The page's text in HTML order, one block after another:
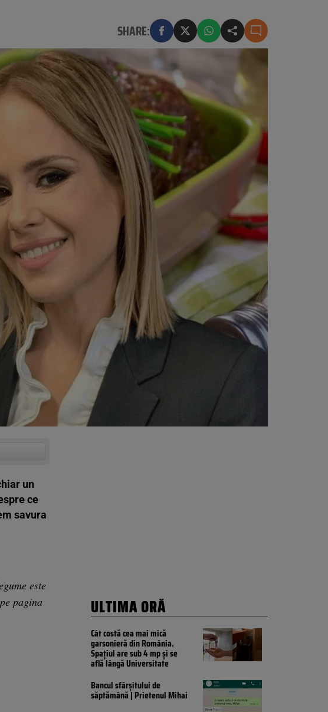
SHARE:
un
ce
savura
este
pagina
ULTIMA ORĂ
Cât costă cea mai mică
garsonieră din România.
Spațiul are sub 4 mp și se
află lângă Universitate
Bancul sfârșitului de
săptămână | Prietenul Mihai